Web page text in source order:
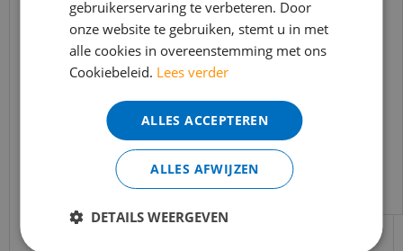
Silentlines lattenwand walnoot - 2600x526x22mm
t/m 14 augustus telefonisch helaas niet
bereikbaar.
Bestelling worden uiteraard verwerkt
echter iets minder snel dan wat je van ons
gewend bent.
Voor vragen kan je ons bereiken via
info@merkvloerenwinkel.nl
gebruikerservaring te verbeteren. Door
onze website te gebruiken, stemt u in met
alle cookies in overeenstemming met ons
Cookiebeleid. Lees verder
ALLES ACCEPTEREN
ALLES AFWIJZEN
DETAILS WEERGEVEN